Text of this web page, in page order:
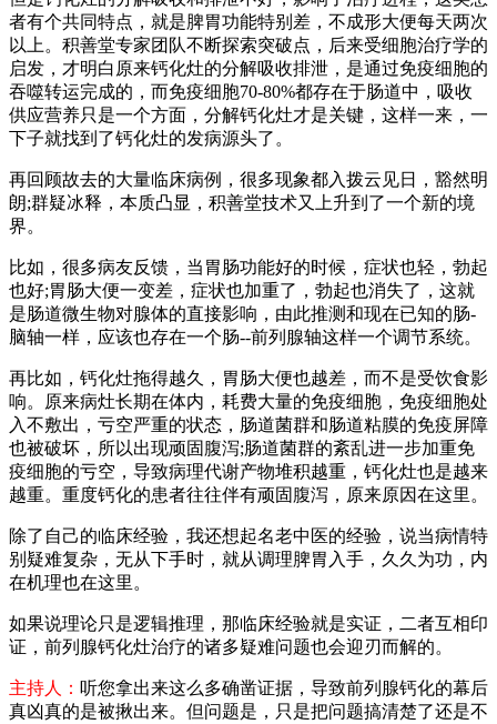
者有个共同特点，就是脾胃功能特别差，不成形大便每天两次
以上。积善堂专家团队不断探索突破点，后来受细胞治疗学的
启发，才明白原来钙化灶的分解吸收排泄，是通过免疫细胞的
吞噬转运完成的，而免疫细胞70-80%都存在于肠道中，吸收
供应营养只是一个方面，分解钙化灶才是关键，这样一来，一
下子就找到了钙化灶的发病源头了。
再回顾故去的大量临床病例，很多现象都入拨云见日，豁然明
朗;群疑冰释，本质凸显，积善堂技术又上升到了一个新的境
界。
比如，很多病友反馈，当胃肠功能好的时候，症状也轻，勃起
也好;胃肠大便一变差，症状也加重了，勃起也消失了，这就
是肠道微生物对腺体的直接影响，由此推测和现在已知的肠-
脑轴一样，应该也存在一个肠--前列腺轴这样一个调节系统。
再比如，钙化灶拖得越久，胃肠大便也越差，而不是受饮食影
响。原来病灶长期在体内，耗费大量的免疫细胞，免疫细胞处
入不敷出，亏空严重的状态，肠道菌群和肠道粘膜的免疫屏障
也被破坏，所以出现顽固腹泻;肠道菌群的紊乱进一步加重免
疫细胞的亏空，导致病理代谢产物堆积越重，钙化灶也是越来
越重。重度钙化的患者往往伴有顽固腹泻，原来原因在这里。
除了自己的临床经验，我还想起名老中医的经验，说当病情特
别疑难复杂，无从下手时，就从调理脾胃入手，久久为功，内
在机理也在这里。
如果说理论只是逻辑推理，那临床经验就是实证，二者互相印
证，前列腺钙化灶治疗的诸多疑难问题也会迎刃而解的。
主持人： 听您拿出来这么多确凿证据，导致前列腺钙化的幕后
真凶真的是被揪出来。但问题是，只是把问题搞清楚了还是不